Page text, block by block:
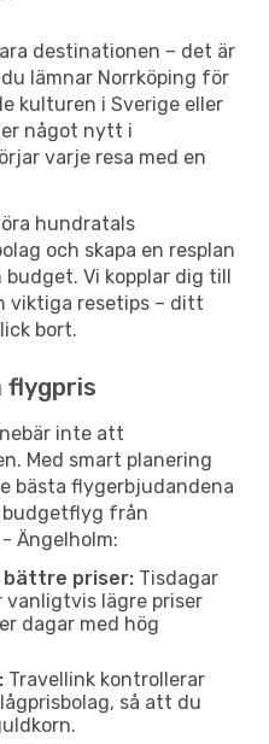
destinationen – det är
lämnar Norrköping för
kulturen i Sverige eller
något nytt i
varje resa med en
hundratals
och skapa en resplan
budget. Vi kopplar dig till
viktiga resetips – ditt
bort.
inte att
Med smart planering
bästa flygerbjudandena
budgetflyg från
Ängelholm:
bättre priser: Tisdagar
vanligtvis lägre priser
dagar med hög
Travellink kontrollerar
så att du